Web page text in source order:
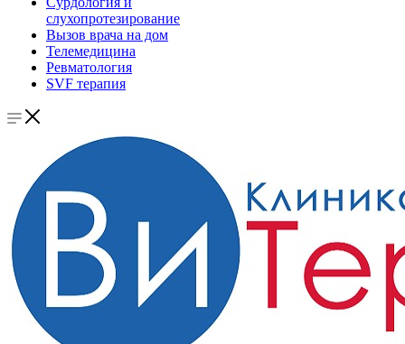
слухопротезирование
Вызов врача на дом
Телемедицина
Ревматология
SVF терапия